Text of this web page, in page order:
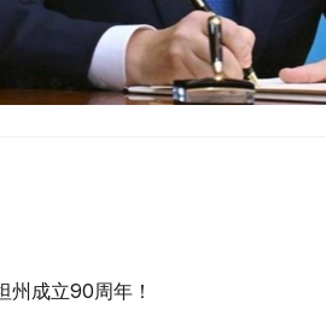
州成立90周年！